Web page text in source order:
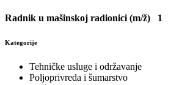
Radnik u mašinskoj radionici (m/ž) 1
Kategorije
Tehničke usluge i održavanje
Poljoprivreda i šumarstvo